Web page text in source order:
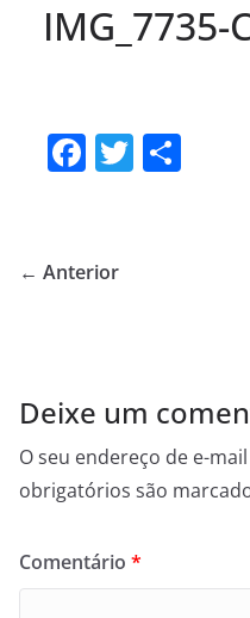
IMG_7735-
F
e
k
T
← Anterior
Deixe um
O seu endereço de e-
obrigatórios são
Comentário *